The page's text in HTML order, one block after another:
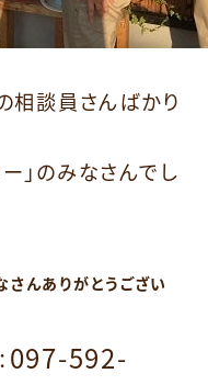
相談員さんばかり
」のみなさんでし
んありがとうござい
097-592-